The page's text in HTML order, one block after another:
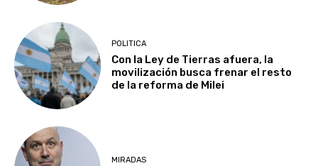
POLITICA
Con la Ley de Tierras afuera, la
movilización busca frenar el resto
de la reforma de Milei
MIRADAS